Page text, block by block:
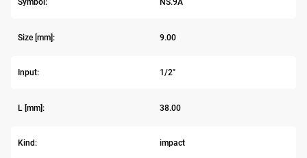
Symbol: NS.9A
Size [mm]: 9.00
Input: 1/2"
L [mm]: 38.00
Kind: impact